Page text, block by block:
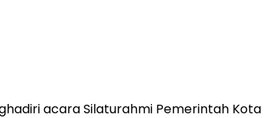
acara Silaturahmi Pemerintah Kota